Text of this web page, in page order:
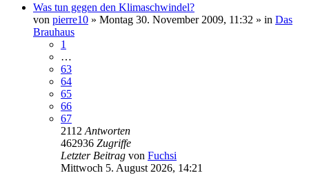
Was tun gegen den Klimaschwindel?
von pierre10 » Montag 30. November 2009, 11:32 » in Das
Brauhaus
1
…
63
64
65
66
67
2112 Antworten
462936 Zugriffe
Letzter Beitrag von Fuchsi
Mittwoch 5. August 2026, 14:21